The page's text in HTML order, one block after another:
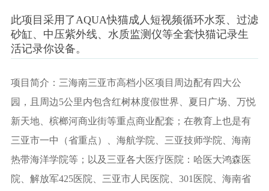
此项目采用了AQUA快猫成人短视频循环水泵、过滤
砂缸、中压紫外线、水质监测仪等全套快猫记录生
活记录你设备。
项目简介：三海南三亚市高档小区项目周边配有四大公
园，且周边5公里内包含红树林度假世界、夏日广场、万悦
新天地、槟榔河商业街等重点商业配套；在教育上也是有
三亚市一中（省重点）、海航学院、三亚技师学院、海南
热带海洋学院等；以及三亚各大医疗医院：哈医大鸿森医
院、解放军425医院、三亚市人民医院、301医院、海南省